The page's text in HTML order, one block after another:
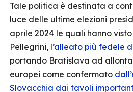
Tale politica è destinata a
luce delle ultime elezioni
aprile 2024 le quali hanno
Pellegrini, l’alleato più fedele
portando Bratislava ad
europei come confermato
Slovacchia dai tavoli